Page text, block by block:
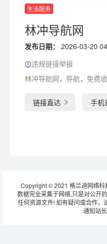
生活服务
林冲导航网
发布日期：
2026-03-20
违规链接举报
林冲导航网，导航，免费
链接直达 手机
Copyright © 2021 格兰迪网络科
数据完全采集于网络,只是对公开
任何资源文件! 如有疑问或合作
通知站长